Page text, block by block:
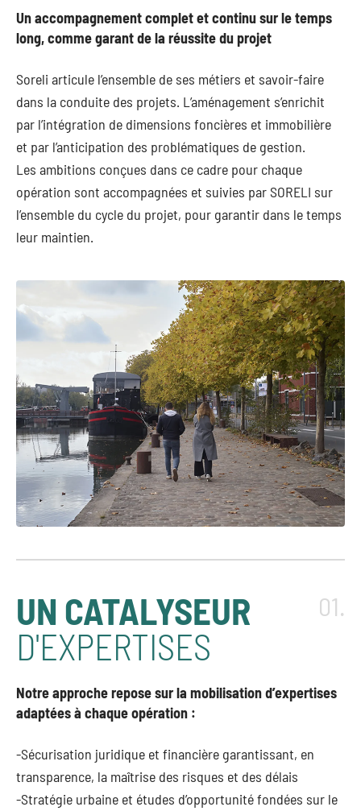
Un accompagnement complet et continu sur le temps
long, comme garant de la réussite du projet
Soreli articule l’ensemble de ses métiers et savoir-faire
dans la conduite des projets. L’aménagement s’enrichit
par l’intégration de dimensions foncières et immobilière
et par l’anticipation des problématiques de gestion.
Les ambitions conçues dans ce cadre pour chaque
opération sont accompagnées et suivies par SORELI sur
l’ensemble du cycle du projet, pour garantir dans le temps
leur maintien.
01.
UN CATALYSEUR
D'EXPERTISES
Notre approche repose sur la mobilisation d’expertises
adaptées à chaque opération :
-Sécurisation juridique et financière garantissant, en
transparence, la maîtrise des risques et des délais
-Stratégie urbaine et études d’opportunité fondées sur le